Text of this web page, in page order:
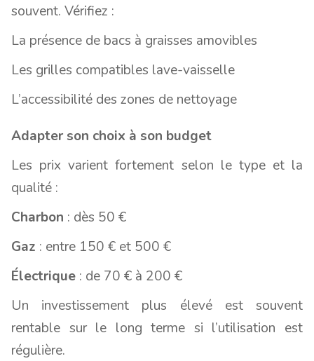
souvent. Vérifiez :
La présence de bacs à graisses amovibles
Les grilles compatibles lave-vaisselle
L’accessibilité des zones de nettoyage
Adapter son choix à son budget
Les prix varient fortement selon le type et la
qualité :
Charbon : dès 50 €
Gaz : entre 150 € et 500 €
Électrique : de 70 € à 200 €
Un investissement plus élevé est souvent
rentable sur le long terme si l’utilisation est
régulière.